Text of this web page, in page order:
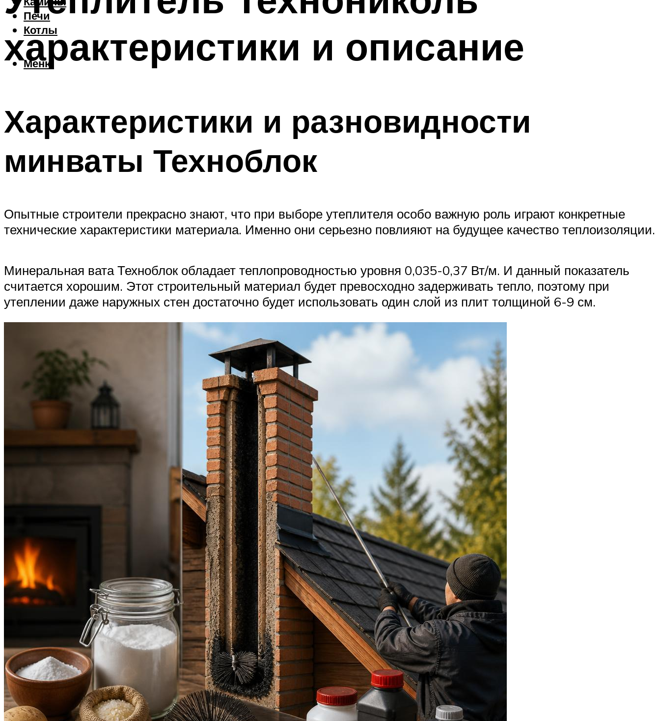
Печи
Котлы
Меню
характеристики и описание
Характеристики и разновидности
минваты Техноблок
Опытные строители прекрасно знают, что при выборе утеплителя особо важную роль играют конкретные
технические характеристики материала. Именно они серьезно повлияют на будущее качество теплоизоляции.
Минеральная вата Техноблок обладает теплопроводностью уровня 0,035-0,37 Вт/м. И данный показатель
считается хорошим. Этот строительный материал будет превосходно задерживать тепло, поэтому при
утеплении даже наружных стен достаточно будет использовать один слой из плит толщиной 6-9 см.